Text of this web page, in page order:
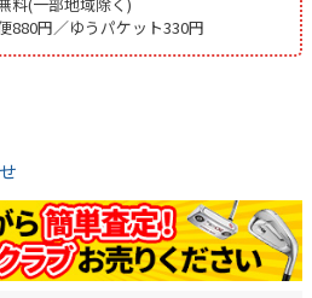
880円／ゆうパケット330円